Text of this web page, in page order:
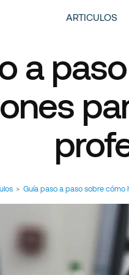
| Always
y NoticiasARTICULOS
a
> Guía paso a paso sobre